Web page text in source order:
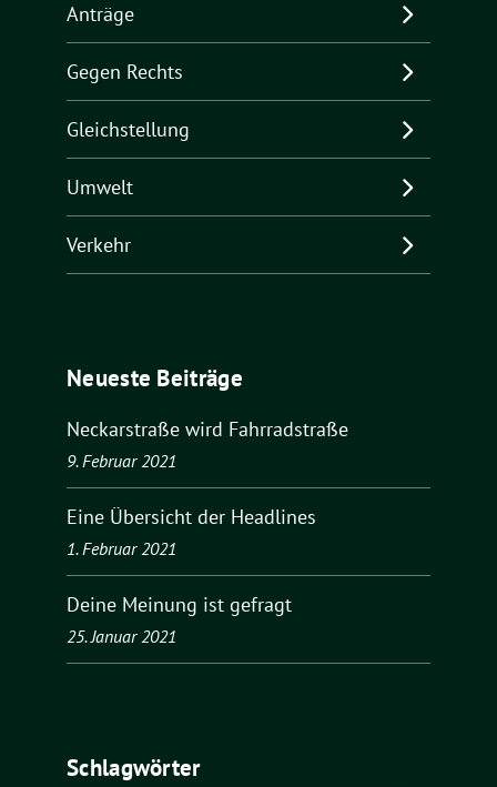
Anträge
Gegen Rechts
Gleichstellung
Umwelt
Verkehr
Neueste Beiträge
Neckarstraße wird Fahrradstraße
9. Februar 2021
Eine Übersicht der Headlines
1. Februar 2021
Deine Meinung ist gefragt
25. Januar 2021
Schlagwörter